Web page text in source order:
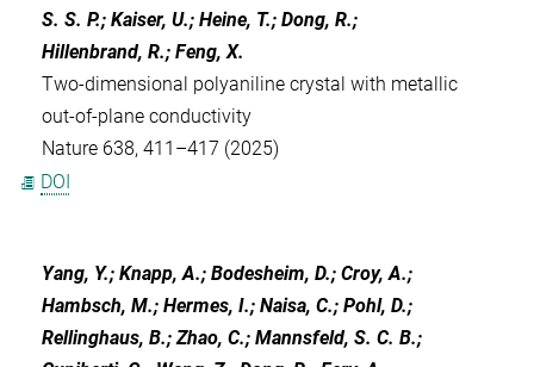
S. S. P.; Kaiser, U.; Heine, T.; Dong, R.;
Hillenbrand, R.; Feng, X.
Two-dimensional polyaniline crystal with metallic
out-of-plane conductivity
Nature 638, 411–417 (2025)
DOI
Yang, Y.; Knapp, A.; Bodesheim, D.; Croy, A.;
Hambsch, M.; Hermes, I.; Naisa, C.; Pohl, D.;
Rellinghaus, B.; Zhao, C.; Mannsfeld, S. C. B.;